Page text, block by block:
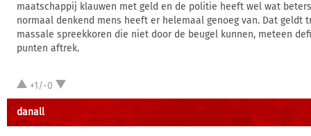
maatschappij klauwen met geld en de politie heeft wel wat
normaal denkend mens heeft er helemaal genoeg van. Dat geldt
massale spreekkoren die niet door de beugel kunnen, meteen
punten aftrek.
+1/-0
danall